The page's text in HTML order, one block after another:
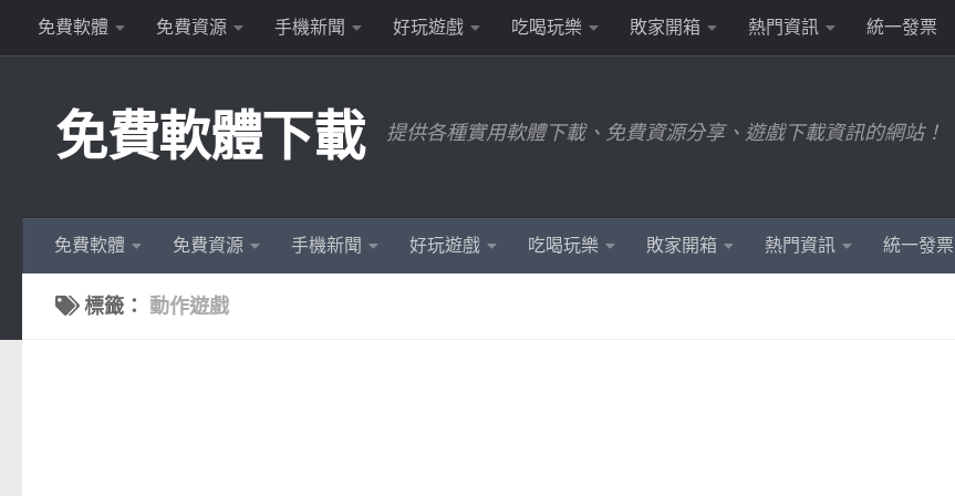
Skip to content
免費軟體 免費資源 手機新聞 好玩遊戲 吃喝玩樂 敗家開箱 熱門資訊 統一發票
免費軟體下載 提供各種實用軟體下載、免費資源分享、遊戲下載資訊的網站！
免費軟體 免費資源 手機新聞 好玩遊戲 吃喝玩樂 敗家開箱 熱門資訊 統一發票
標籤： 動作遊戲